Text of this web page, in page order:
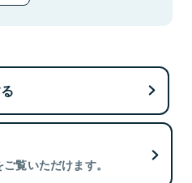
覧いただけます。